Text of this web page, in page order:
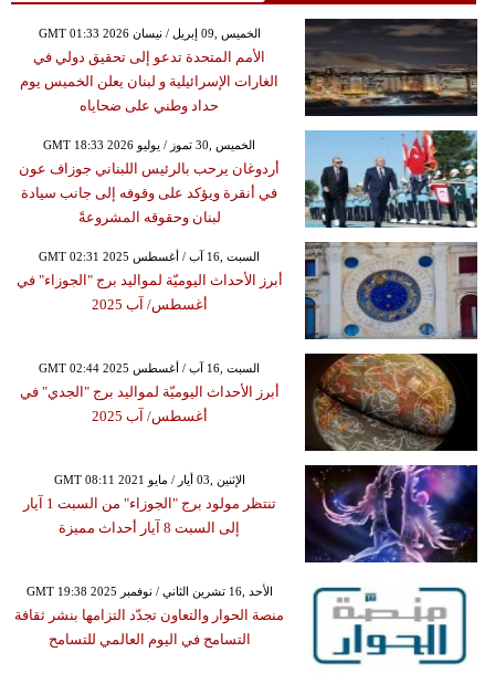
GMT 01:33 2026 الخميس ,09 إبريل / نيسان
الأمم المتحدة تدعو إلى تحقيق دولي في
الغارات الإسرائيلية و لبنان يعلن الخميس يوم
حداد وطني على ضحاياه
GMT 18:33 2026 الخميس ,30 تموز / يوليو
أردوغان يرحب بالرئيس اللبناني جوزاف عون
في أنقرة ويؤكد على وقوفه إلى جانب سيادة
لبنان وحقوقه المشروعةً
GMT 02:31 2025 السبت ,16 آب / أغسطس
أبرز الأحداث اليوميّة لمواليد برج "الجوزاء" في
أغسطس/ آب 2025
GMT 02:44 2025 السبت ,16 آب / أغسطس
أبرز الأحداث اليوميّة لمواليد برج "الجدي" في
أغسطس/ آب 2025
GMT 08:11 2021 الإثنين ,03 أيار / مايو
تنتظر مولود برج "الجوزاء" من السبت 1 آيار
إلى السبت 8 آيار أحداث مميزة
GMT 19:38 2025 الأحد ,16 تشرين الثاني / نوفمبر
منصة الحوار والتعاون تجدّد التزامها بنشر ثقافة
التسامح في اليوم العالمي للتسامح